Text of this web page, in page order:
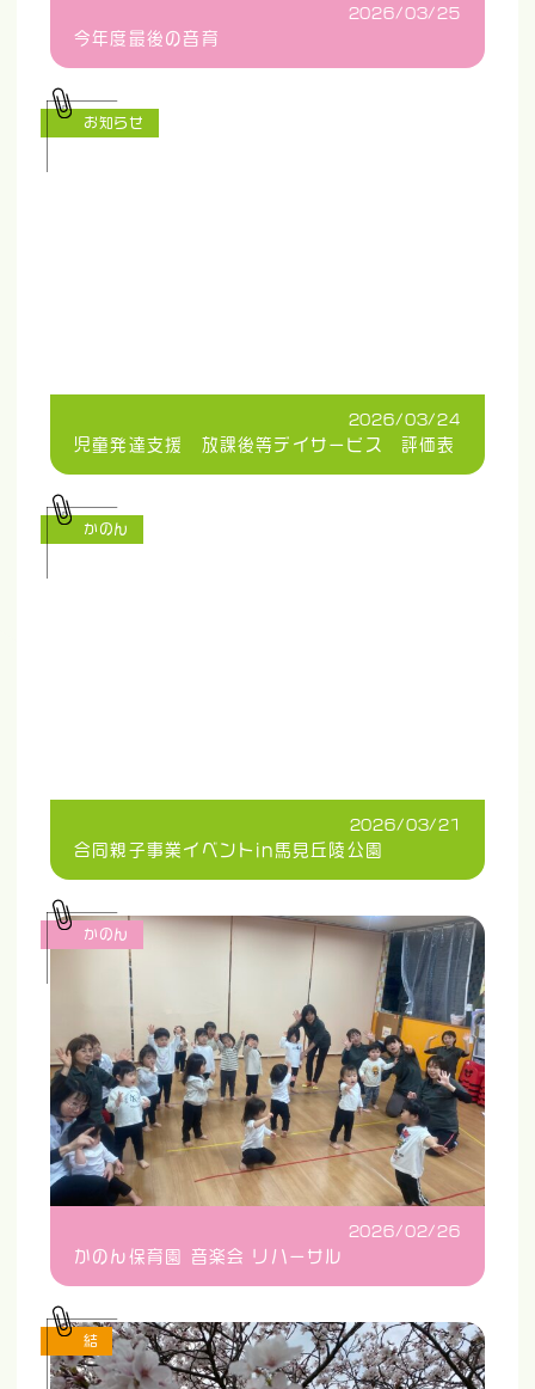
2026/03/25
今年度最後の音育
2026/03/24
児童発達支援 放課後等デイサービス 評価表
お知らせ
2026/03/21
合同親子事業イベントin馬見丘陵公園
かのん
2026/02/26
かのん保育園 音楽会 リハーサル
かのん
結